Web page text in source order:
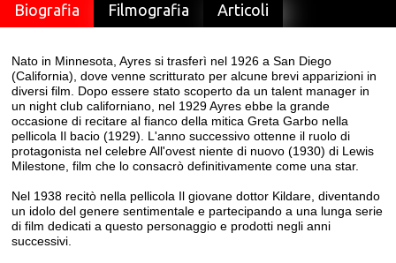
Biografia Filmografia Articoli
Nato in Minnesota, Ayres si trasferì nel 1926 a San Diego
(California), dove venne scritturato per alcune brevi apparizioni in
diversi film. Dopo essere stato scoperto da un talent manager in
un night club californiano, nel 1929 Ayres ebbe la grande
occasione di recitare al fianco della mitica Greta Garbo nella
pellicola Il bacio (1929). L'anno successivo ottenne il ruolo di
protagonista nel celebre All'ovest niente di nuovo (1930) di Lewis
Milestone, film che lo consacrò definitivamente come una star.
Nel 1938 recitò nella pellicola Il giovane dottor Kildare, diventando
un idolo del genere sentimentale e partecipando a una lunga serie
di film dedicati a questo personaggio e prodotti negli anni
successivi.